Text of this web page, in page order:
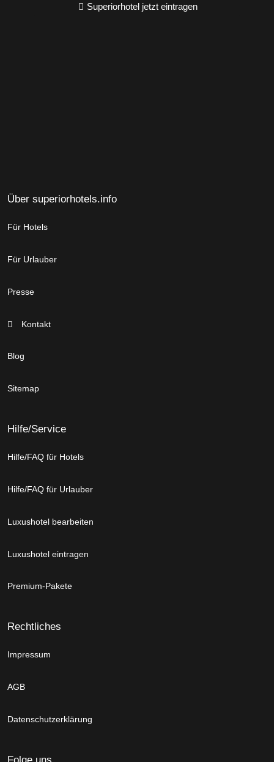
Superiorhotel jetzt eintragen
Über superiorhotels.info
Für Hotels
Für Urlauber
Presse
Kontakt
Blog
Sitemap
Hilfe/Service
Hilfe/FAQ für Hotels
Hilfe/FAQ für Urlauber
Luxushotel bearbeiten
Luxushotel eintragen
Premium-Pakete
Rechtliches
Impressum
AGB
Datenschutzerklärung
Folge uns